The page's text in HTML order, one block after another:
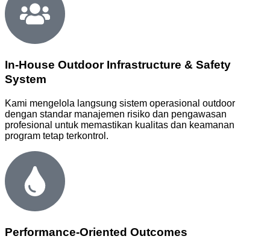
In-House Outdoor Infrastructure & Safety
System
Kami mengelola langsung sistem operasional outdoor
dengan standar manajemen risiko dan pengawasan
profesional untuk memastikan kualitas dan keamanan
program tetap terkontrol.
Performance-Oriented Outcomes